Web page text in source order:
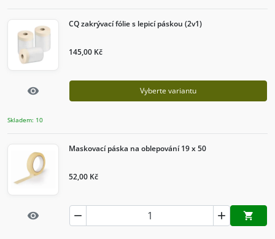
visibility
CQ zakrývací fólie s lepicí páskou (2v1)
145,00 Kč
Vyberte variantu
Skladem: 10
visibility Rychlý náhled
Maskovací páska na oblepování 19 x 50
52,00 Kč
  
Přidat